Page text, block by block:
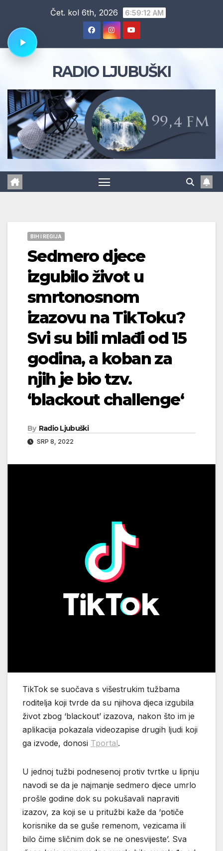
content
Čet. kol 6th, 2026 6:59:13 AM
RADIO LJUBUŠKI
BIH I REGIJA
Sedmero djece
izgubilo život u
smrtonosnom
izazovu na TikToku?
Svi su bili mlađi od 15
godina, a koban za
njih je bio tzv.
‘blackout challenge‘
By Radio Ljubuški
SRP 8, 2022
TikTok se suočava s višestrukim tužbama
roditelja koji tvrde da su njihova djeca izgubila
život zbog ‘blackout’ izazova, nakon što im je
aplikacija pokazala videozapise drugih ljudi koji
ga izvode, donosi Tportal.
U jednoj tužbi podnesenoj protiv tvrtke u lipnju
navodi se da je najmanje sedmero djece umrlo
prošle godine dok su pokušavali napraviti
izazov, za koji se u pritužbi kaže da ‘potiče
korisnike da se guše remenom, vezicama ili
bilo čime sličnim dok se ne onesvijeste’. Sva